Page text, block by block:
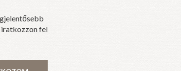
iratkozzon fel